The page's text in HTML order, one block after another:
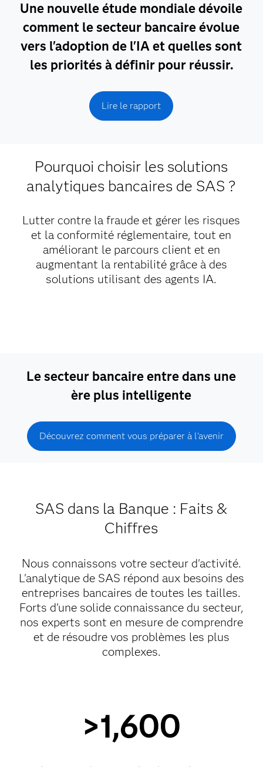
Une nouvelle étude mondiale dévoile
comment le secteur bancaire évolue
vers l'adoption de l'IA et quelles sont
les priorités à définir pour réussir.
Lire le rapport
Pourquoi choisir les solutions
analytiques bancaires de SAS ?
Lutter contre la fraude et gérer les risques
et la conformité réglementaire, tout en
améliorant le parcours client et en
augmentant la rentabilité grâce à des
solutions utilisant des agents IA.
Le secteur bancaire entre dans une
ère plus intelligente
Découvrez comment vous préparer à l'avenir
SAS dans la Banque : Faits &
Chiffres
Nous connaissons votre secteur d'activité.
L'analytique de SAS répond aux besoins des
entreprises bancaires de toutes les tailles.
Forts d’une solide connaissance du secteur,
nos experts sont en mesure de comprendre
et de résoudre vos problèmes les plus
complexes.
>1,600